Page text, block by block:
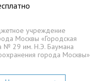
учреждение
Москвы «Городская
№ 29 им. Н.Э. Баумана
города Москвы»